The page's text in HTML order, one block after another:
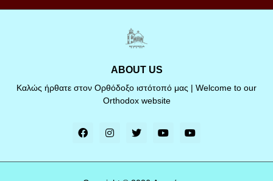
ABOUT US
Καλώς ήρθατε στον Ορθόδοξο ιστότοπό μας | Welcome to our
Orthodox website